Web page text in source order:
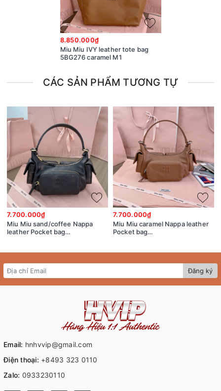
8.850.000₫
Miu Miu IVY leather tote bag
5BG276 caramel M1
CÁC SẢN PHẨM TƯƠNG TỰ
7.700.000₫
Miu Miu sand/coffee Nappa
leather Pocket bag
7.700.000₫
Miu Miu caramel Nappa leather
Pocket bag
Đăng ký
Email: hnhvvip@gmail.com
Điện thoại: +8493 323 0110
Zalo: 0933230110